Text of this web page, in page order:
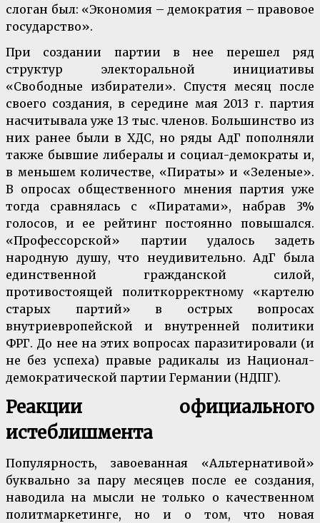
слоган был: «Экономия – демократия – правовое
государство».
При создании партии в нее перешел ряд
структур электоральной инициативы
«Свободные избиратели». Спустя месяц после
своего создания, в середине мая 2013 г. партия
насчитывала уже 13 тыс. членов. Большинство из
них ранее были в ХДС, но ряды АдГ пополняли
также бывшие либералы и социал-демократы и,
в меньшем количестве, «Пираты» и «Зеленые».
В опросах общественного мнения партия уже
тогда сравнялась с «Пиратами», набрав 3%
голосов, и ее рейтинг постоянно повышался.
«Профессорской» партии удалось задеть
народную душу, что неудивительно. АдГ была
единственной гражданской силой,
противостоящей политкорректному «картелю
старых партий» в острых вопросах
внутриевропейской и внутренней политики
ФРГ. До нее на этих вопросах паразитировали (и
не без успеха) правые радикалы из Национал-
демократической партии Германии (НДПГ).
Реакции официального
истеблишмента
Популярность, завоеванная «Альтернативой»
буквально за пару месяцев после ее создания,
наводила на мысли не только о качественном
политмаркетинге, но и о том, что новая